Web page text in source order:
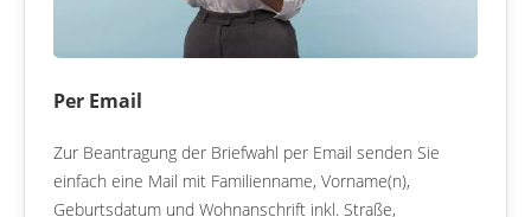
Per Email
Zur Beantragung der Briefwahl per Email senden Sie
einfach eine Mail mit Familienname, Vorname(n),
Geburtsdatum und Wohnanschrift inkl. Straße,